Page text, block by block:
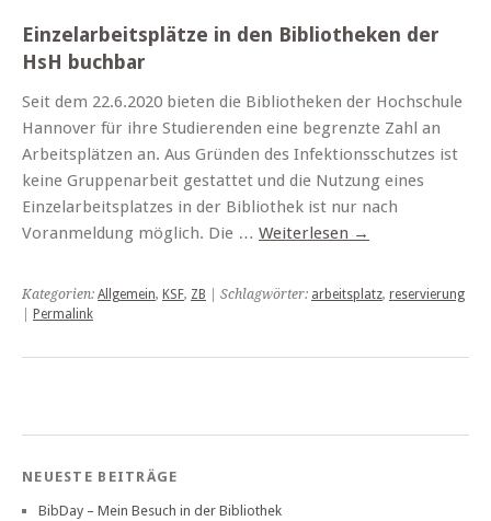
Einzelarbeitsplätze in den Bibliotheken der
HsH buchbar
Seit dem 22.6.2020 bieten die Bibliotheken der Hochschule
Hannover für ihre Studierenden eine begrenzte Zahl an
Arbeitsplätzen an. Aus Gründen des Infektionsschutzes ist
keine Gruppenarbeit gestattet und die Nutzung eines
Einzelarbeitsplatzes in der Bibliothek ist nur nach
Voranmeldung möglich. Die … Weiterlesen →
Kategorien: Allgemein, KSF, ZB | Schlagwörter: arbeitsplatz, reservierung
Permalink
NEUESTE BEITRÄGE
BibDay – Mein Besuch in der Bibliothek